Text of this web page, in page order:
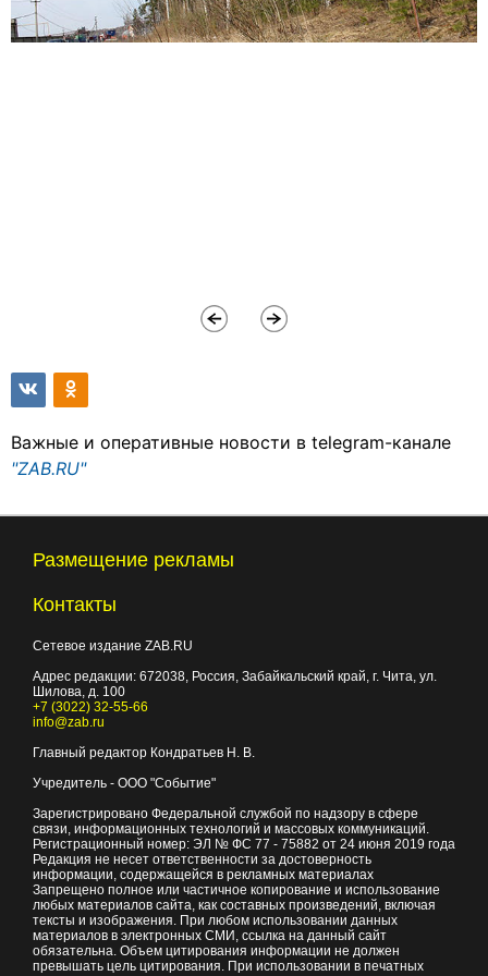
Важные и оперативные новости в telegram-канале
"ZAB.RU"
Размещение рекламы
Контакты
Сетевое издание ZAB.RU
Адрес редакции: 672038, Россия, Забайкальский край, г. Чита, ул.
Шилова, д. 100
+7 (3022) 32-55-66
info@zab.ru
Главный редактор Кондратьев Н. В.
Учредитель - ООО "Событие"
Зарегистрировано Федеральной службой по надзору в сфере
связи, информационных технологий и массовых коммуникаций.
Регистрационный номер: ЭЛ № ФС 77 - 75882 от 24 июня 2019 года
Редакция не несет ответственности за достоверность
информации, содержащейся в рекламных материалах
Запрещено полное или частичное копирование и использование
любых материалов сайта, как составных произведений, включая
тексты и изображения. При любом использовании данных
материалов в электронных СМИ, ссылка на данный сайт
обязательна. Объем цитирования информации не должен
превышать цель цитирования. При использовании в печатных